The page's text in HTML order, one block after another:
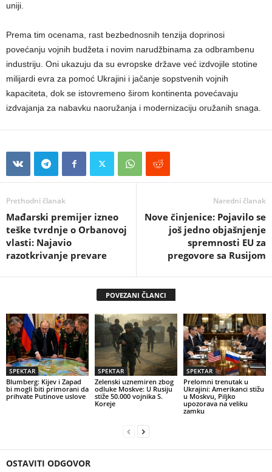
uniji.
Prema tim ocenama, rast bezbednosnih tenzija doprinosi
povećanju vojnih budžeta i novim narudžbinama za odbrambenu
industriju. Oni ukazuju da su evropske države već izdvojile stotine
milijardi evra za pomoć Ukrajini i jačanje sopstvenih vojnih
kapaciteta, dok se istovremeno širom kontinenta povećavaju
izdvajanja za nabavku naoružanja i modernizaciju oružanih snaga.
Prethodni članak
Mađarski premijer izneo
teške tvrdnje o Orbanovoj
vlasti: Najavio
razotkrivanje prevare
Naredni članak
Nove činjenice: Pojavilo se
još jedno objašnjenje
spremnosti EU za
pregovore sa Rusijom
POVEZANI ČLANCI
SPEKTAR
Blumberg: Kijev i Zapad
bi mogli biti primorani da
prihvate Putinove uslove
SPEKTAR
Zelenski uznemiren zbog
odluke Moskve: U Rusiju
stiže 50.000 vojnika S.
Koreje
SPEKTAR
Prelomni trenutak u
Ukrajini: Amerikanci stižu
u Moskvu, Piljko
upozorava na veliku
zamku
OSTAVITI ODGOVOR